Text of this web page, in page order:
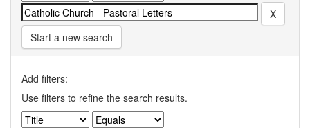
Start a new search
Add filters:
Use filters to refine the search results.